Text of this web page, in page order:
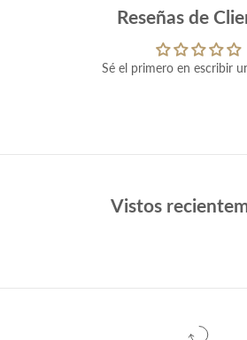
Reseñas de
Sé el primero en escribir
Vistos